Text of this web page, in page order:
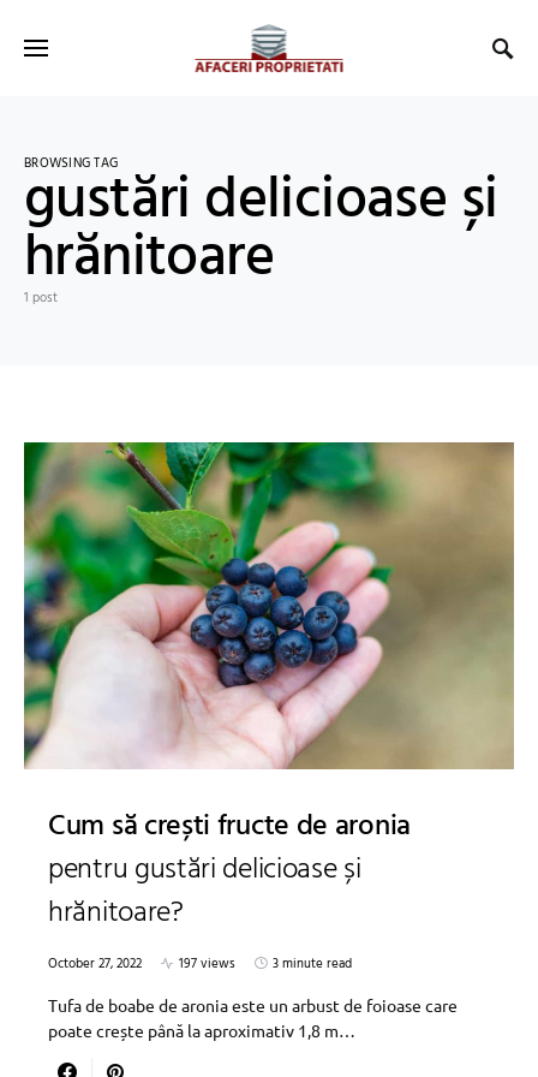
BROWSING TAG
gustări delicioase și
hrănitoare
1 post
Cum să crești fructe de aronia
pentru gustări delicioase și
hrănitoare?
October 27, 2022 197 views
3 minute read
Tufa de boabe de aronia este un arbust de foioase care
poate crește până la aproximativ 1,8 m…